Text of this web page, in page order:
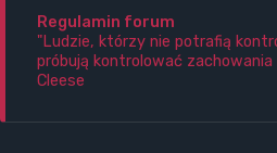
Regulamin forum
"Ludzie, którzy nie potrafią
próbują kontrolować
Cleese